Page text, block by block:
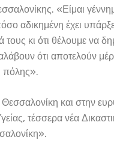
«Είμαι
έχει
κι ότι θέλουμε να
ότι αποτελούν
πόλης».
και στην
τέσσερα νέα